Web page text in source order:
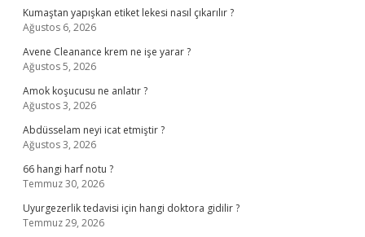
Kumaştan yapışkan etiket lekesi nasıl çıkarılır ?
Ağustos 6, 2026
Avene Cleanance krem ne işe yarar ?
Ağustos 5, 2026
Amok koşucusu ne anlatır ?
Ağustos 3, 2026
Abdüsselam neyi icat etmiştir ?
Ağustos 3, 2026
66 hangi harf notu ?
Temmuz 30, 2026
Uyurgezerlik tedavisi için hangi doktora gidilir ?
Temmuz 29, 2026